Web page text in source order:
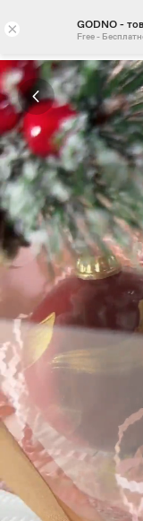
× GODNO -
Free -